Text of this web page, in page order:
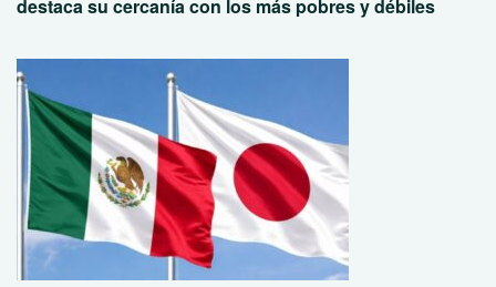
destaca su cercanía con los más pobres y débiles